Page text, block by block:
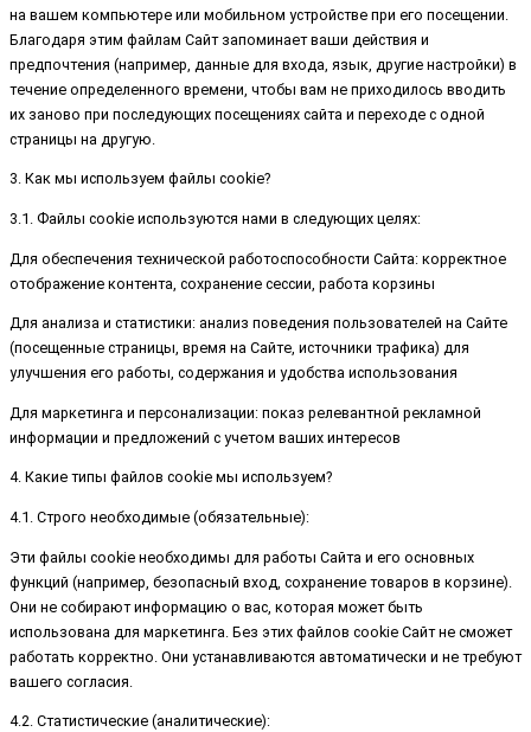
на вашем компьютере или мобильном устройстве при его посещении.
Благодаря этим файлам Сайт запоминает ваши действия и
предпочтения (например, данные для входа, язык, другие настройки) в
течение определенного времени, чтобы вам не приходилось вводить
их заново при последующих посещениях сайта и переходе с одной
страницы на другую.
3. Как мы используем файлы cookie?
3.1. Файлы cookie используются нами в следующих целях:
Для обеспечения технической работоспособности Сайта: корректное
отображение контента, сохранение сессии, работа корзины
Для анализа и статистики: анализ поведения пользователей на Сайте
(посещенные страницы, время на Сайте, источники трафика) для
улучшения его работы, содержания и удобства использования
Для маркетинга и персонализации: показ релевантной рекламной
информации и предложений с учетом ваших интересов
4. Какие типы файлов cookie мы используем?
4.1. Строго необходимые (обязательные):
Эти файлы cookie необходимы для работы Сайта и его основных
функций (например, безопасный вход, сохранение товаров в корзине).
Они не собирают информацию о вас, которая может быть
использована для маркетинга. Без этих файлов cookie Сайт не сможет
работать корректно. Они устанавливаются автоматически и не требуют
вашего согласия.
4.2. Статистические (аналитические):